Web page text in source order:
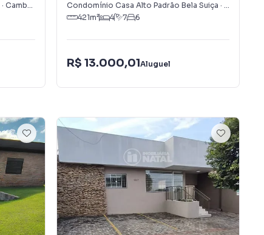
· Cambé
Condomínio Casa Alto Padrão Bela Suiça · Londrina
421m² 4 7 6
R$ 13.000,01Aluguel